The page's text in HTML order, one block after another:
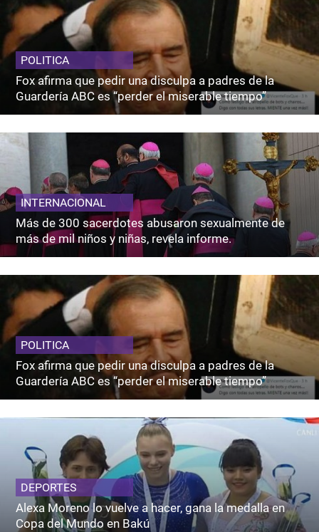
POLITICA
Fox afirma que pedir una disculpa a padres de la
Guardería ABC es “perder el miserable tiempo”
INTERNACIONAL
Más de 300 sacerdotes abusaron sexualmente de
más de mil niños y niñas, revela informe.
POLITICA
Fox afirma que pedir una disculpa a padres de la
Guardería ABC es “perder el miserable tiempo”
DEPORTES
Alexa Moreno lo vuelve a hacer, gana la medalla en
Copa del Mundo en Bakú